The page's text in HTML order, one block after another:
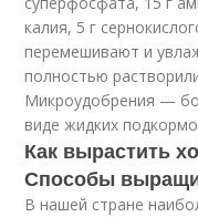
калия, 5 г
перемешивают и
полностью
Микроудобрения —
виде жидких
Как вырастить
Способы
В нашей стране